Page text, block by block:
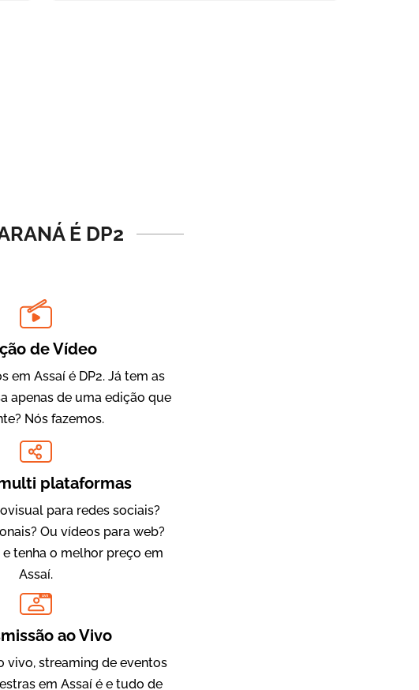
É DP2
de Vídeo
em Assaí é DP2. Já tem as
apenas de uma edição que
Nós fazemos.
plataformas
para redes sociais?
Ou vídeos para web?
e tenha o melhor preço em
Assaí.
LIVE
ao Vivo
vivo, streaming de eventos
em Assaí é e tudo de